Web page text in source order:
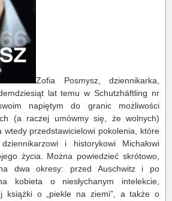
Zofia Posmysz, dziennikarka,
lat temu w Schutzhäftling nr
napiętym do granic możliwości
(a raczej umówmy się, że wolnych)
wtedy przedstawicielowi pokolenia, które
i historykowi Michałowi
życia. Można powiedzieć skrótowo,
dwa okresy: przed Auschwitz i po
kobieta o niesłychanym intelekcie,
książki o „piekle na ziemi”, a także o